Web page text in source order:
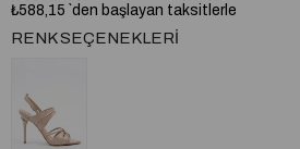
₺588,15 `den başlayan taksitlerle
RENK SEÇENEKLERI